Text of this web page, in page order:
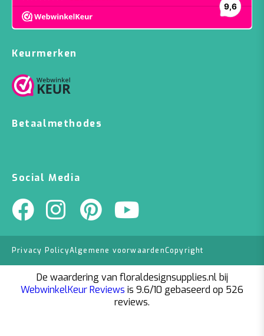
Keurmerken
Betaalmethodes
Social Media
Privacy PolicyAlgemene voorwaardenCopyright
De waardering van floraldesignsupplies.nl bij
WebwinkelKeur Reviews is 9.6/10 gebaseerd op 526
reviews.